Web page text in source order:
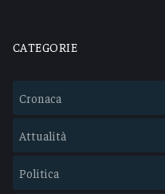
CATEGORIE
Cronaca
Attualità
Politica